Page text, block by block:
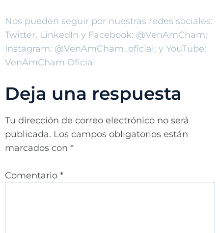
Nos pueden seguir por nuestras redes sociales:
Twitter, LinkedIn y Facebook: @VenAmCham;
Instagram: @VenAmCham_oficial; y YouTube:
VenAmCham Oficial
Deja una respuesta
Tu dirección de correo electrónico no será
publicada. Los campos obligatorios están
marcados con *
Comentario *